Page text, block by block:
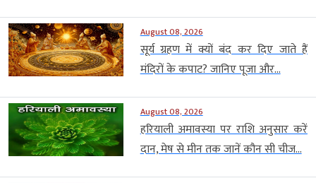
August 08, 2026
सूर्य ग्रहण में क्यों बंद कर दिए जाते हैं
मंदिरों के कपाट? जानिए पूजा और...
August 08, 2026
हरियाली अमावस्या पर राशि अनुसार करें
दान, मेष से मीन तक जानें कौन सी चीज...